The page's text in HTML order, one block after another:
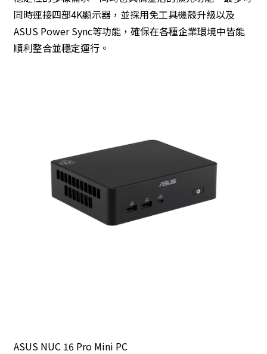
同時連接四部4K顯示器，並採用免工具機殼升級以及
ASUS Power Sync等功能，確保在各種企業環境中皆能
順利整合並穩定運行。
ASUS NUC 16 Pro Mini PC